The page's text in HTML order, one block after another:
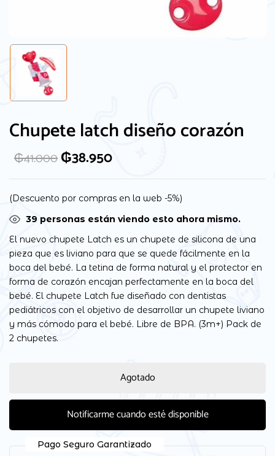
Chupete latch diseño corazón
₲41.000₲38.950
(Descuento por compras en la web -5%)
39 personas están viendo esto ahora mismo.
El nuevo chupete Latch es un chupete de silicona de una
pieza que es liviano para que se quede fácilmente en la
boca del bebé. La tetina de forma natural y el protector en
forma de corazón encajan perfectamente en la boca del
bebé. El chupete Latch fue diseñado con dentistas
pediátricos con el objetivo de desarrollar un chupete liviano
y más cómodo para el bebé. Libre de BPA. (3m+) Pack de
2 chupetes.
Agotado
Notificarme cuando esté disponible
Pago Seguro Garantizado
vez que comente.